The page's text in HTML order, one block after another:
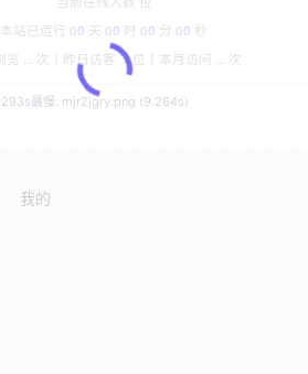
本站已运行 00 天 00 时 00 分 00 秒
览
次丨 昨日访客...位丨 本月访问 次
最慢: mjr2jgry.png (9.264s)
我的